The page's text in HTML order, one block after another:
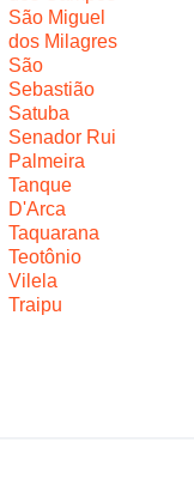
São Miguel
dos Milagres
São
Sebastião
Satuba
Senador Rui
Palmeira
Tanque
D'Arca
Taquarana
Teotônio
Vilela
Traipu